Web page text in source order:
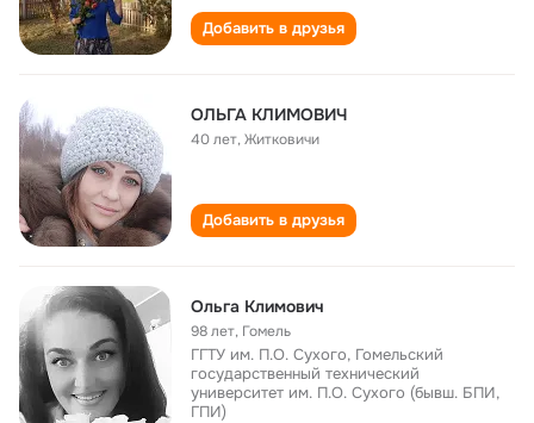
Добавить в друзья
ОЛЬГА КЛИМОВИЧ
40 лет,Житковичи
Добавить в друзья
Ольга Климович
98 лет, Гомель
ГГТУ им. П.О. Сухого, Гомельский
государственный технический
университет им. П.О. Сухого (бывш. БПИ,
ГПИ)